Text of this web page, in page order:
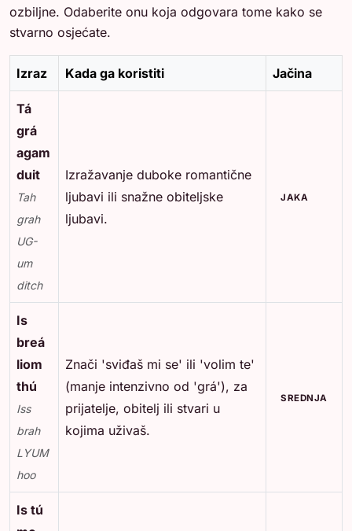
ozbiljne. Odaberite onu koja odgovara tome kako se
stvarno osjećate.
Izraz Kada ga koristiti Jačina
Tá
grá
agam
duit
Tah
grah
UG-
um
ditch
Izražavanje duboke romantične
ljubavi ili snažne obiteljske
ljubavi.
JAKA
Is
breá
liom
thú
Iss
brah
LYUM
hoo
Znači 'sviđaš mi se' ili 'volim te'
(manje intenzivno od 'grá'), za
prijatelje, obitelj ili stvari u
kojima uživaš.
SREDNJA
Is tú